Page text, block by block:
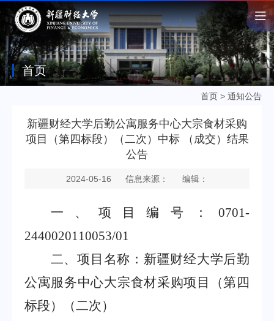
首页
首页 > 通知公告
新疆财经大学后勤公寓服务中心大宗食材采购
项目（第四标段）（二次）中标 （成交）结果
公告
2024-05-16 信息来源： 编辑：
一、项目编号： 0701-
2440020110053/01
二、项目名称： 新疆财经大学后勤
公寓服务中心大宗食材采购项目（第四
标段）（二次）